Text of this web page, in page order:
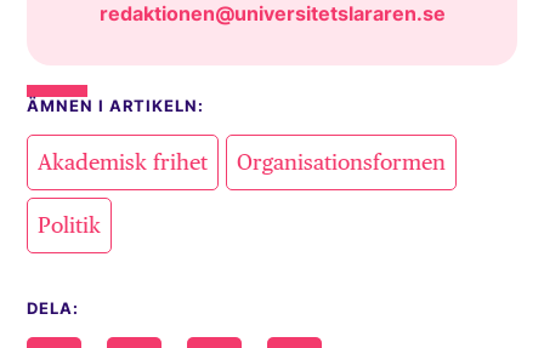
redaktionen@universitetslararen.se
ÄMNEN I ARTIKELN:
Akademisk frihet Organisationsformen
Politik
DELA: